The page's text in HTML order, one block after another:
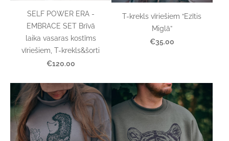
SELF POWER ERA -
EMBRACE SET Brīvā
laika vasaras kostīms
vīriešiem, T-krekls&šorti
€120.00
T-krekls vīriešiem “Ezītis
Miglā”
€35.00